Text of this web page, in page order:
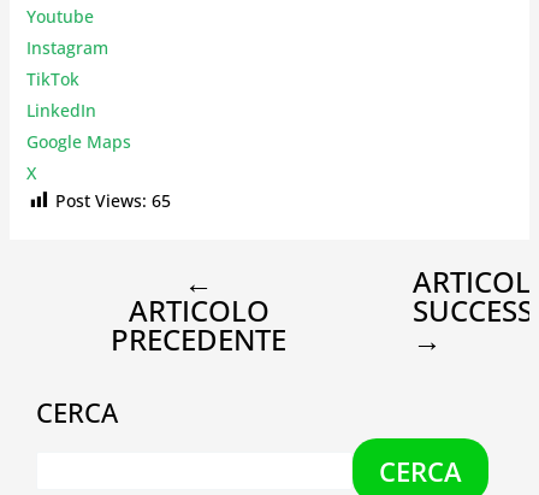
Youtube
Instagram
TikTok
LinkedIn
Google Maps
X
Post Views: 65
←
ARTICOLO
PRECEDENTE →
CERCA
CERCA